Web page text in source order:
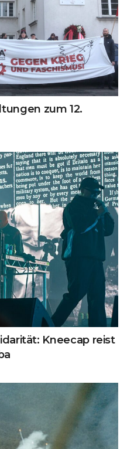
zum 12.
Kneecap reist